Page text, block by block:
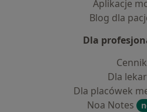
Aplikacje
Blog dla
Dla
Cennik
Dla
Dla placówek
Noa Notes